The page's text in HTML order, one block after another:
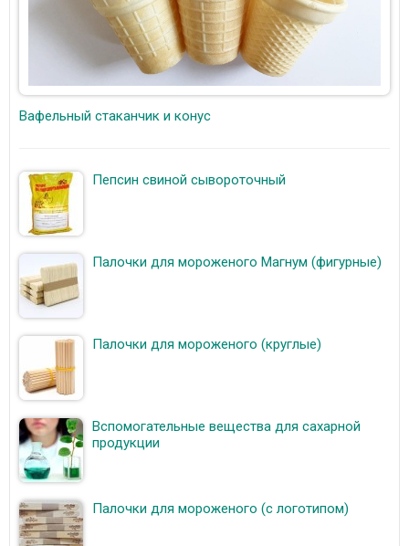
Вафельный стаканчик и конус
Пепсин свиной сывороточный
Палочки для мороженого Магнум (фигурные)
Палочки для мороженого (круглые)
Вспомогательные вещества для сахарной
продукции
Палочки для мороженого (с логотипом)